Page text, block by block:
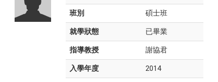
班別 碩士班
就學狀態 已畢業
指導教授 謝協君
入學年度 2014